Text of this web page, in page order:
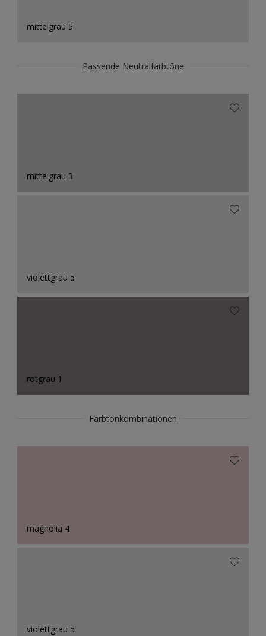
mittelgrau 5
Passende Neutralfarbtöne
mittelgrau 3
violettgrau 5
rotgrau 1
Farbtonkombinationen
magnolia 4
violettgrau 5